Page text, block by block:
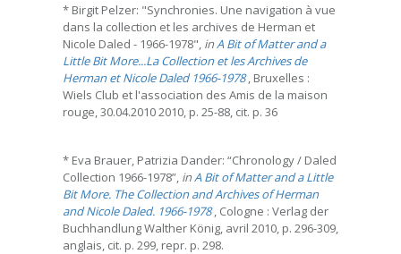
* Birgit Pelzer: "Synchronies. Une navigation à vue
dans la collection et les archives de Herman et
Nicole Daled - 1966-1978", inA Bit of Matter and a
Little Bit More...La Collection et les Archives de
Herman et Nicole Daled 1966-1978, Bruxelles :
Wiels Club et l'association des Amis de la maison
rouge, 30.04.2010 2010, p. 25-88, cit. p. 36
* Eva Brauer, Patrizia Dander: “Chronology / Daled
Collection 1966-1978”, inA Bit of Matter and a Little
Bit More. The Collection and Archives of Herman
and Nicole Daled. 1966-1978, Cologne : Verlag der
Buchhandlung Walther König, avril 2010, p. 296-309,
anglais, cit. p. 299, repr. p. 298.